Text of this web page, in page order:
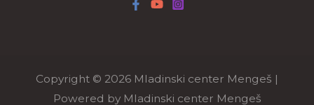
Copyright © 2026 Mladinski center Mengeš |
Powered by Mladinski center Mengeš